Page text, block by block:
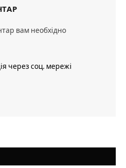
вам необхідно
через соц. мережі